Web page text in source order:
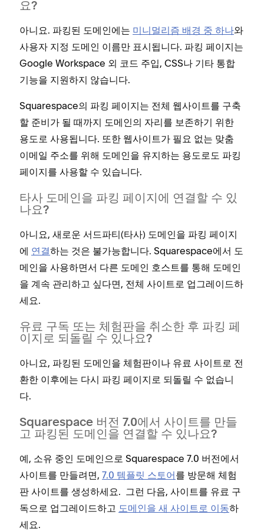
요?
아니요. 파킹된 도메인에는 미니멀리즘 배경 중 하나와
사용자 지정 도메인 이름만 표시됩니다. 파킹 페이지는
Google Workspace 외 코드 주입, CSS나 기타 통합
기능을 지원하지 않습니다.
Squarespace의 파킹 페이지는 전체 웹사이트를 구축
할 준비가 될 때까지 도메인의 자리를 보존하기 위한
용도로 사용됩니다. 또한 웹사이트가 필요 없는 맞춤
이메일 주소를 위해 도메인을 유지하는 용도로도 파킹
페이지를 사용할 수 있습니다.
타사 도메인을 파킹 페이지에 연결할 수 있
나요?
아니요, 새로운 서드파티(타사) 도메인을 파킹 페이지
에 연결하는 것은 불가능합니다. Squarespace에서 도
메인을 사용하면서 다른 도메인 호스트를 통해 도메인
을 계속 관리하고 싶다면, 전체 사이트로 업그레이드하
세요.
유료 구독 또는 체험판을 취소한 후 파킹 페
이지로 되돌릴 수 있나요?
아니요, 파킹된 도메인을 체험판이나 유료 사이트로 전
환한 이후에는 다시 파킹 페이지로 되돌릴 수 없습니
다.
Squarespace 버전 7.0에서 사이트를 만들
고 파킹된 도메인을 연결할 수 있나요?
예, 소유 중인 도메인으로 Squarespace 7.0 버전에서
사이트를 만들려면, 7.0 템플릿 스토어를 방문해 체험
판 사이트를 생성하세요. 그런 다음, 사이트를 유료 구
독으로 업그레이드하고 도메인을 새 사이트로 이동하
세요.